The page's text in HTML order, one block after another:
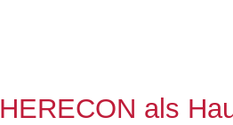
HERECON als